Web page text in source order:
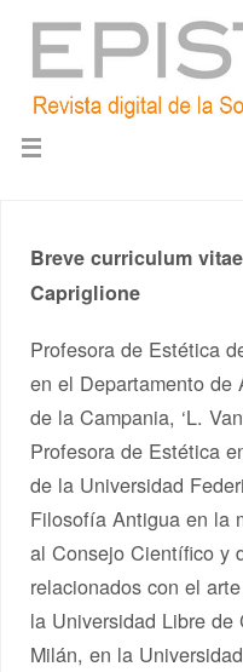
Breve curriculum
Capriglione
Profesora de Estética
en el Departamento de
de la Campania, ‘L.
Profesora de Estética
de la Universidad
Filosofía Antigua en la
al Consejo Científico y
relacionados con el
la Universidad Libre
Milán, en la